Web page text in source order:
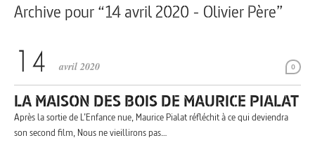
Archive pour “14 avril 2020 - Olivier Père”
0
avril 2020
LA MAISON DES BOIS DE MAURICE PIALAT
Après la sortie de L’Enfance nue, Maurice Pialat réfléchit à ce qui deviendra
son second film, Nous ne vieillirons pas…